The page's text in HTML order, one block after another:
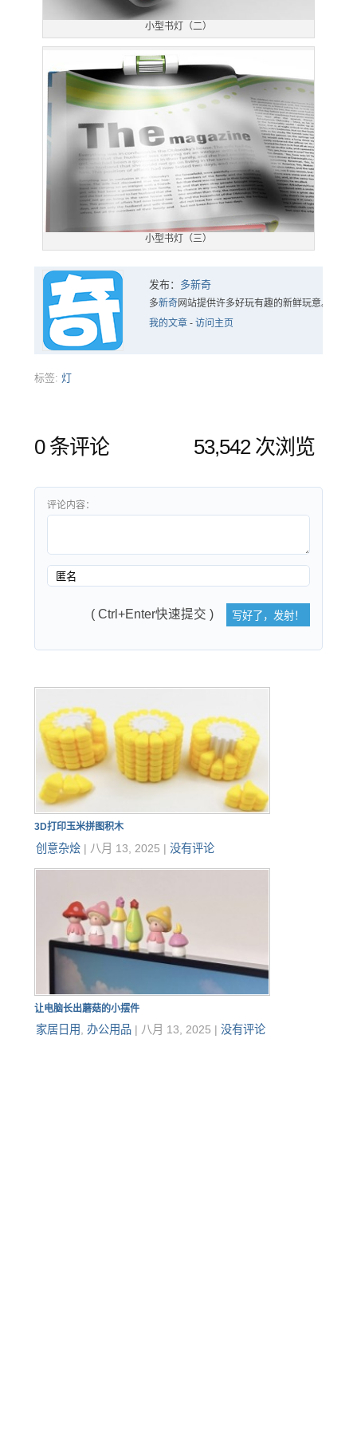
小型书灯（二）
小型书灯（三）
发布： 多新奇
多新奇网站提供许多好玩有趣的新鲜玩意。
我的文章- 访问主页
标签: 灯
0 条评论 53,542 次浏览
评论内容：
( Ctrl+Enter快速提交 )
3D打印玉米拼图积木
创意杂烩| 八月 13, 2025 | 没有评论
让电脑长出蘑菇的小摆件
家居日用 办公用品| 八月 13, 2025 | 没有评论